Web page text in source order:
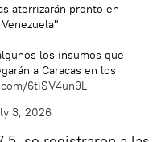
aterrizarán pronto en
los insumos que
a Caracas en los
6tiSV4un9L
3, 2026